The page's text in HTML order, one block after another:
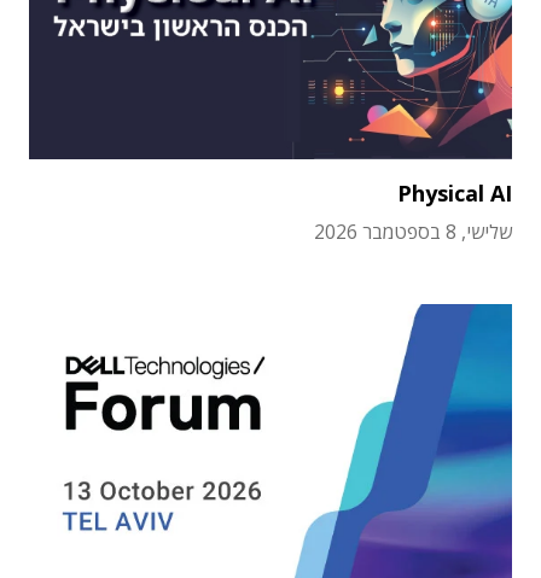
Physical AI
שלישי, 8 בספטמבר 2026